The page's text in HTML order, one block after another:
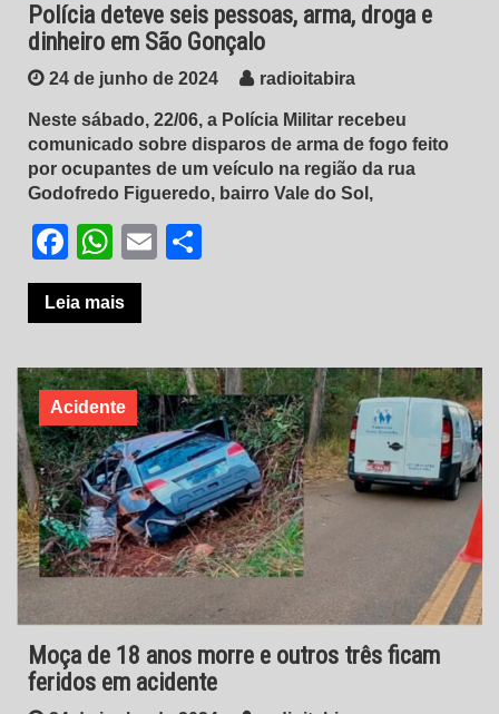
Polícia deteve seis pessoas, arma, droga e
dinheiro em São Gonçalo
24 de junho de 2024 radioitabira
Neste sábado, 22/06, a Polícia Militar recebeu
comunicado sobre disparos de arma de fogo feito
por ocupantes de um veículo na região da rua
Godofredo Figueredo, bairro Vale do Sol,
Facebook
WhatsApp
Email
Leia mais
Acidente
Moça de 18 anos morre e outros três ficam
feridos em acidente